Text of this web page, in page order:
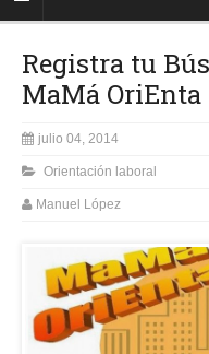
Registra tu
MaMá OriEnta
julio 04, 2014
Orientación laboral
Manuel López